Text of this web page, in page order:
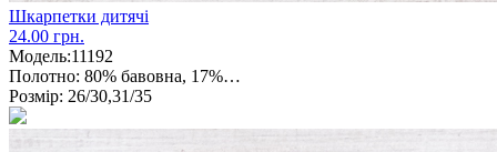
Шкарпетки дитячі
24.00 грн.
Модель:11192
Полотно: 80% бавовна, 17%…
Розмір: 26/30,31/35